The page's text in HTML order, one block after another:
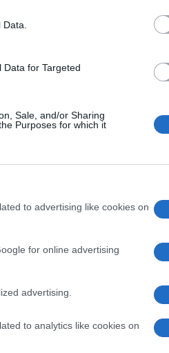
for Targeted
Sale, and/or Sharing
Purposes for which it
to advertising like cookies on
for online advertising
advertising.
to analytics like cookies on
πόλεις στοχεύουμε να
ασφαλή επιλογή
υπηρεσία ride-
χρόνια,
Santiago, Bogotá,
Beat παραμένουν
η Beat εγκαινίασε
ταλέντα
Μηχανικής
στην Αθήνα, στο
στους ανθρώπους
η εταιρεία στη